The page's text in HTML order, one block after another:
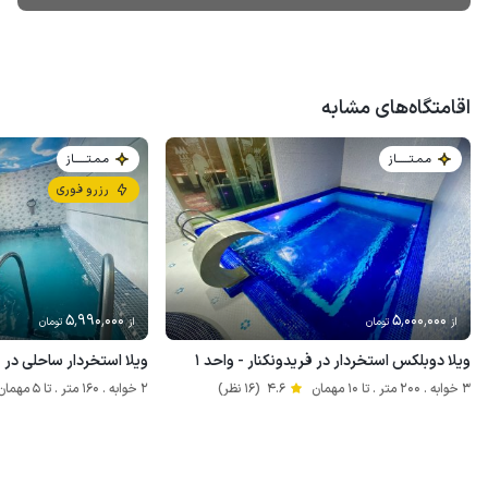
اقامتگاه‌های مشابه
مـمـتــــــاز
از 5٬000٬000تومان
ویلا دوبلکس استخردار در فریدونکنار - واحد ۱
3 خوابه . 200 متر . تا 10 مهمان 4.6 (16 نظر)
مـمـتــــــاز
رزرو فوری
از 5٬990٬000 تومان
ویلا استخردار ساحلی در
2 خوابه . 160 متر . تا 5 مهمان